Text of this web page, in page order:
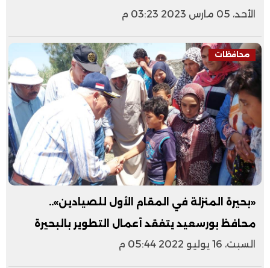
الأحد، 05 مارس 2023 03:23 م
محافظات
«بحيرة المنزلة في المقام الأول للصيادين»..
محافظ بورسعيد يتفقد أعمال التطوير بالبحيرة
السبت، 16 يوليو 2022 05:44 م